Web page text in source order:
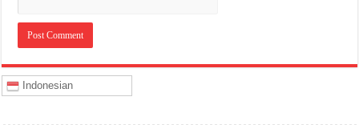
Indonesian